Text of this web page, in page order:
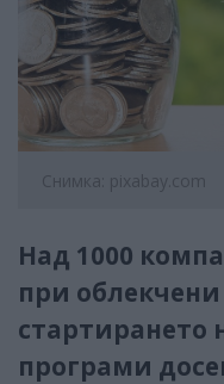
Снимка: pixabay.com
Над 1000
при
стартирането
програми